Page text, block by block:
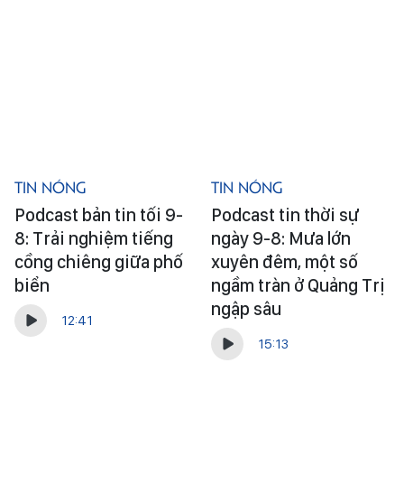
Tin Nóng
Podcast bản tin tối 9-
8: Trải nghiệm tiếng
cồng chiêng giữa phố
biển
12:41
Tin Nóng
Podcast tin thời sự
ngày 9-8: Mưa lớn
xuyên đêm, một số
ngầm tràn ở Quảng Trị
ngập sâu
15:13